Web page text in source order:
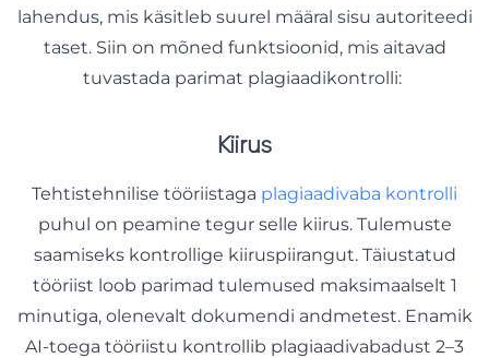
lahendus, mis käsitleb suurel määral sisu autoriteedi
taset. Siin on mõned funktsioonid, mis aitavad
tuvastada parimat plagiaadikontrolli:
Kiirus
Tehtistehnilise tööriistaga plagiaadivaba kontrolli
puhul on peamine tegur selle kiirus. Tulemuste
saamiseks kontrollige kiiruspiirangut. Täiustatud
tööriist loob parimad tulemused maksimaalselt 1
minutiga, olenevalt dokumendi andmetest. Enamik
AI-toega tööriistu kontrollib plagiaadivabadust 2–3